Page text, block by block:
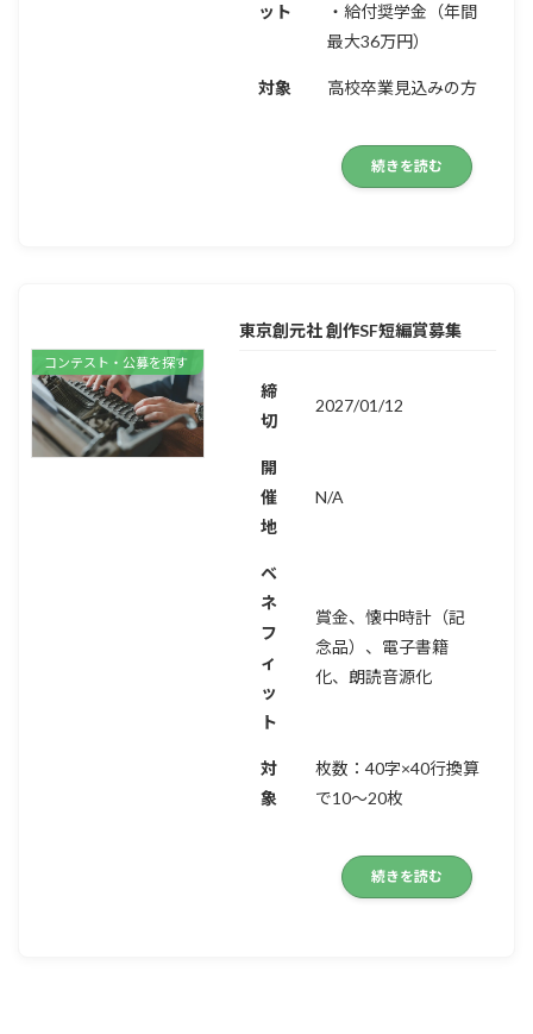
続きを読む
ット
・給付奨学金（年間
最大36万円）
対象 高校卒業見込みの方
コンテスト・公募を探す
東京創元社 創作SF短編賞募集
続きを読む
締
切
2027/01/12
開
催
地
N/A
ベ
ネ
フ
ィ
ッ
ト
賞金、懐中時計（記
念品）、電子書籍
化、朗読音源化
対
象
枚数：40字×40行換算
で10～20枚